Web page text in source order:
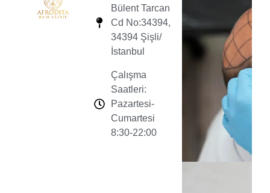
Bülent Tarcan
Cd No:34394,
34394 Şişli/
İstanbul
Çalışma
Saatleri:
Pazartesi-
Cumartesi
8:30-22:00